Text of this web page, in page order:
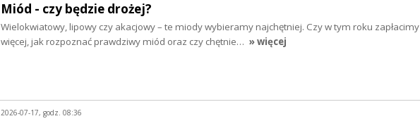
Miód - czy będzie drożej?
Wielokwiatowy, lipowy czy akacjowy – te miody wybieramy najchętniej. Czy w tym roku
więcej, jak rozpoznać prawdziwy miód oraz czy chętnie… » więcej
2026-07-17, godz. 08:36